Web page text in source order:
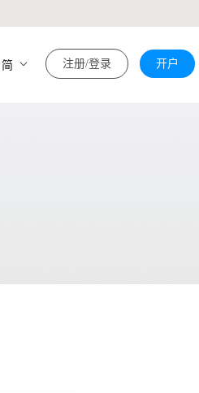
简 注册/登录 开户